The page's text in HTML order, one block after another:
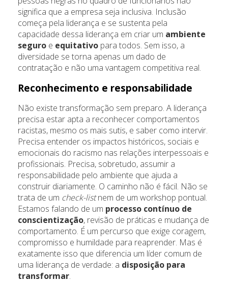
significa que a empresa seja inclusiva. Inclusão
começa pela liderança e se sustenta pela
capacidade dessa liderança em criar um ambiente
seguro e equitativo para todos. Sem isso, a
diversidade se torna apenas um dado de
contratação e não uma vantagem competitiva real.
Reconhecimento e responsabilidade
Não existe transformação sem preparo. A liderança
precisa estar apta a reconhecer comportamentos
racistas, mesmo os mais sutis, e saber como intervir.
Precisa entender os impactos históricos, sociais e
emocionais do racismo nas relações interpessoais e
profissionais. Precisa, sobretudo, assumir a
responsabilidade pelo ambiente que ajuda a
construir diariamente. O caminho não é fácil. Não se
trata de um check-listnem de um workshop pontual.
Estamos falando de um processo contínuo de
conscientização, revisão de práticas e mudança de
comportamento. É um percurso que exige coragem,
compromisso e humildade para reaprender. Mas é
exatamente isso que diferencia um líder comum de
uma liderança de verdade: a disposição para
transformar.